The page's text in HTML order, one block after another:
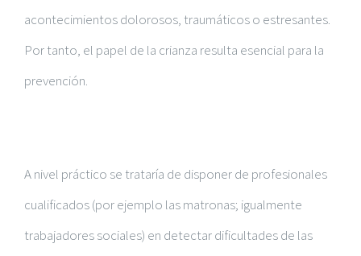
acontecimientos dolorosos, traumáticos o estresantes.
Por tanto, el papel de la crianza resulta esencial para la
prevención.
A nivel práctico se trataría de disponer de profesionales
cualificados (por ejemplo las matronas; igualmente
trabajadores sociales) en detectar dificultades de las